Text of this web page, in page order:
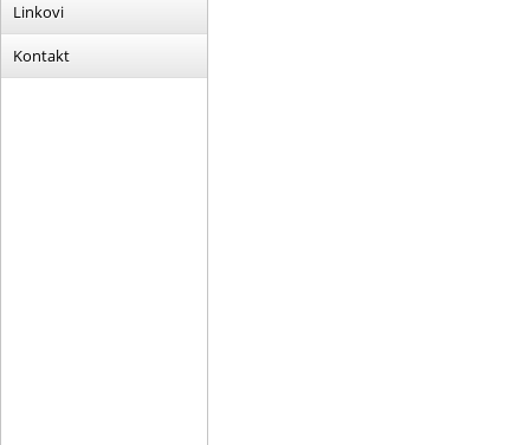
Linkovi
Kontakt